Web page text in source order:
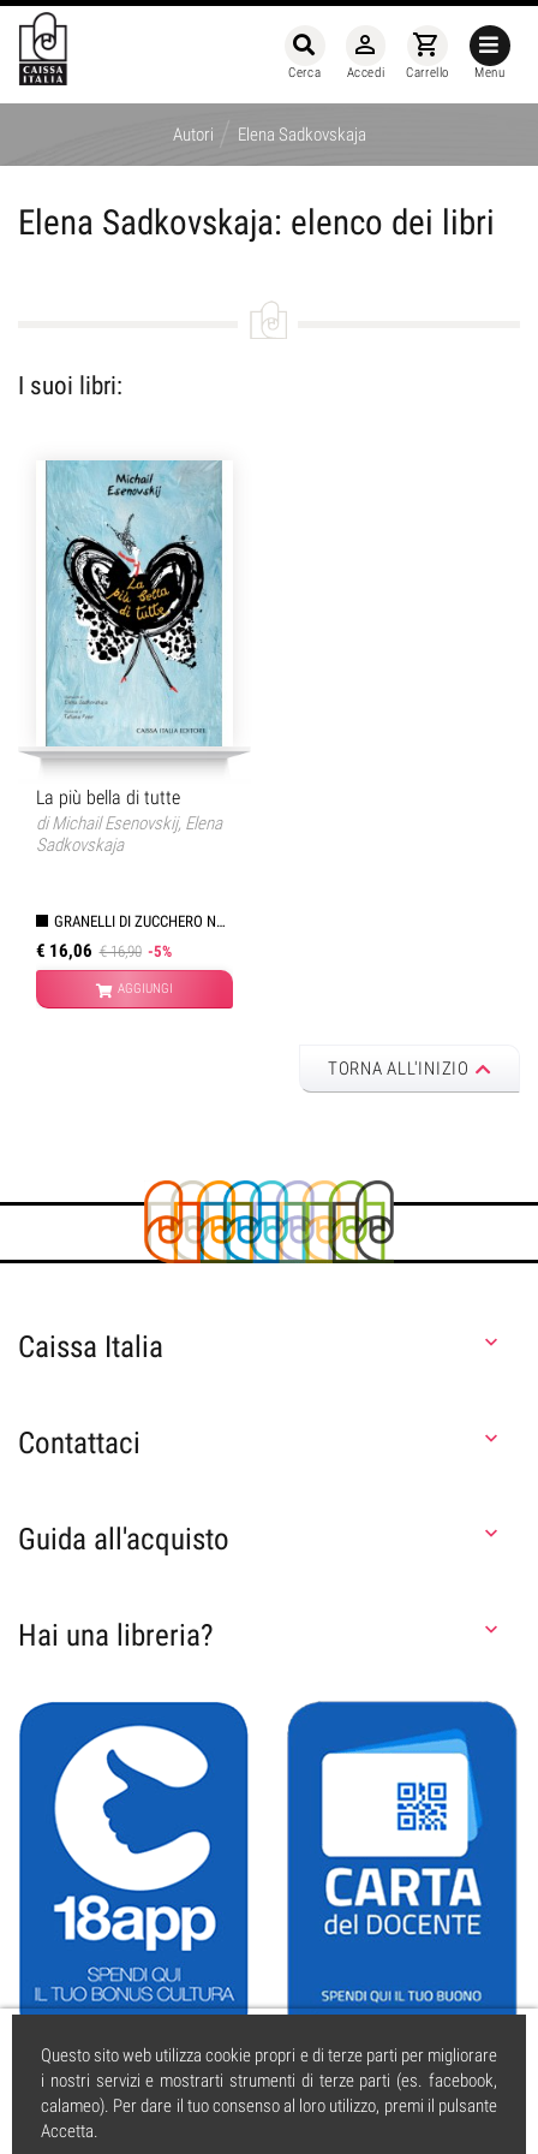
Questo sito web utilizza cookie propri e di terze parti per migliorare
i nostri servizi e mostrarti strumenti di terze parti (es. facebook,
calameo). Per dare il tuo consenso al loro utilizzo, premi il pulsante
Accetta.
Menu
shopping_cart
Carrello
person_outline
Accedi
Cerca
Autori / Elena Sadkovskaja
Elena Sadkovskaja: elenco dei libri
I suoi libri:
La più bella di tutte
diMichail Esenovskij, Elena
Sadkovskaja
GRANELLI DI ZUCCHERO NARRATIVA ILLUSTRATA
€ 16,06 € 16,90 -5%
AGGIUNGI
TORNA ALL'INIZIO
Caissa Italia 
Contattaci 
Guida all'acquisto 
Hai una libreria? 
caissa.it| © 2004 tutti i diritti riservati. | PI 01925350595 | Iscritta al